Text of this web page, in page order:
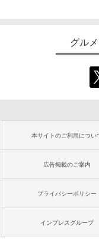
グル
本サイトのご利用につい
広告掲載のご案内
プライバシーポリシー
インプレスグループ